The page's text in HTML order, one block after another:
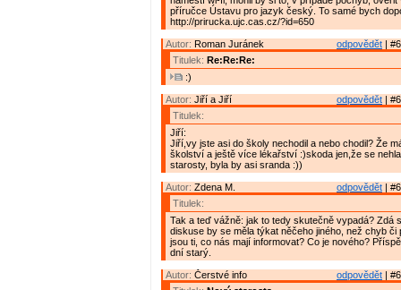
příručce Ústavu pro jazyk český. To samé bych
http://prirucka.ujc.cas.cz/?id=650
odpovědět |
Autor: Roman Juránek
Titulek: Re:Re:Re:
:)
odpovědět |
Autor: Jiří a Jiří
Titulek:
Jiří:
Jiří,vy jste asi do školy nechodil a nebo chodil? Že
školství a ještě více lékařství :)skoda jen,že se
starosty, byla by asi sranda :))
odpovědět |
Autor: Zdena M.
Titulek:
Tak a teď vážně: jak to tedy skutečně vypadá? Zdá
diskuse by se měla týkat něčeho jiného, než chyb či
jsou ti, co nás mají informovat? Co je nového?
dní starý.
odpovědět |
Autor: Čerstvé info